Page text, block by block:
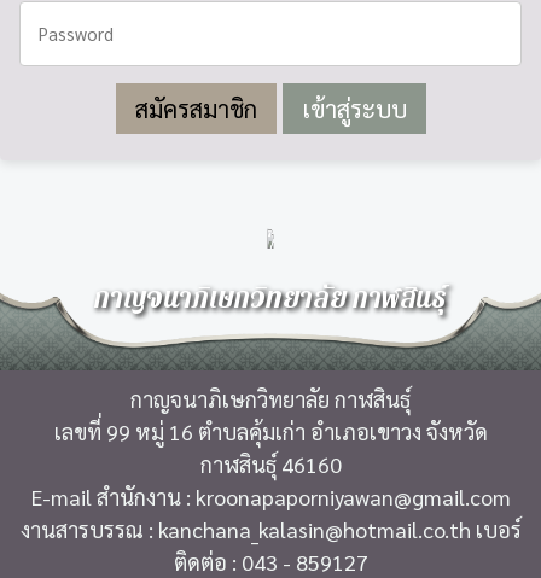
สมัครสมาชิก
กาญจนาภิเษกวิทยาลัย กาฬสินธุ์
กาญจนาภิเษกวิทยาลัย กาฬสินธุ์
เลขที่ 99 หมู่ 16 ตำบลคุ้มเก่า อำเภอเขาวง จังหวัด
กาฬสินธุ์ 46160
E-mail สำนักงาน : kroonapaporniyawan@gmail.com
งานสารบรรณ : kanchana_kalasin@hotmail.co.th เบอร์
ติดต่อ : 043 - 859127